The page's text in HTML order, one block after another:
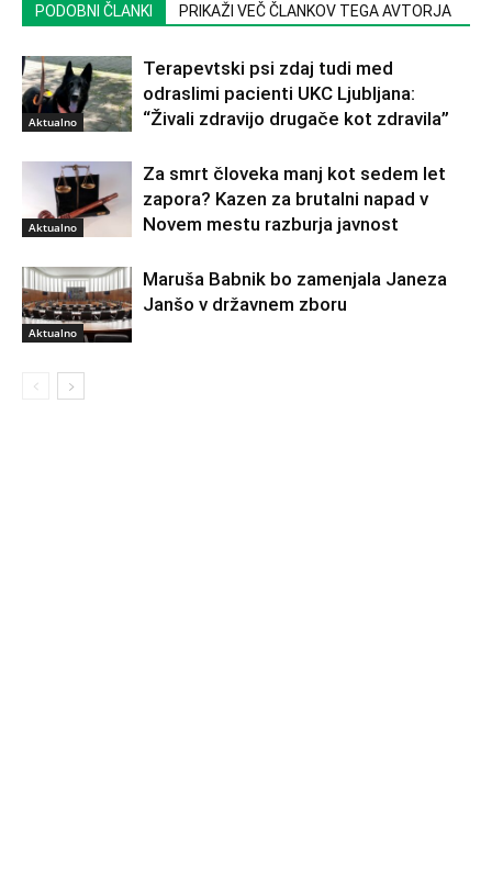
PODOBNI ČLANKI PRIKAŽI VEČ ČLANKOV TEGA AVTORJA
Aktualno
Terapevtski psi zdaj tudi med
odraslimi pacienti UKC Ljubljana:
“Živali zdravijo drugače kot zdravila”
Aktualno
Za smrt človeka manj kot sedem let
zapora? Kazen za brutalni napad v
Novem mestu razburja javnost
Aktualno
Maruša Babnik bo zamenjala Janeza
Janšo v državnem zboru